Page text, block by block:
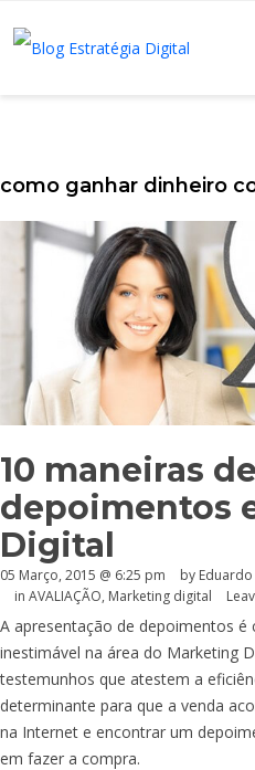
como ganhar dinheiro
10 maneiras
depoimentos
Digital
05 Março, 2015 @ 6:25 pm by
in AVALIAÇÃO, Marketing digital
A apresentação de depoimentos é
inestimável na área do Marketing
testemunhos que atestem a
determinante para que a venda
na Internet e encontrar um
em fazer a compra.